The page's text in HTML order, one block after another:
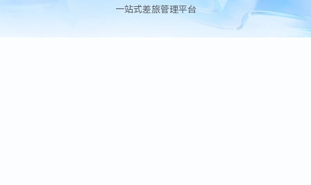
一站式差旅管理平台